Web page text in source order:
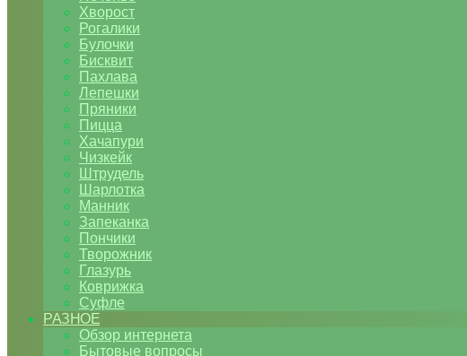
Хворост
Рогалики
Булочки
Бисквит
Пахлава
Лепешки
Пряники
Пицца
Хачапури
Чизкейк
Штрудель
Шарлотка
Манник
Запеканка
Пончики
Творожник
Глазурь
Коврижка
Суфле
РАЗНОЕ
Обзор интернета
Бытовые вопросы